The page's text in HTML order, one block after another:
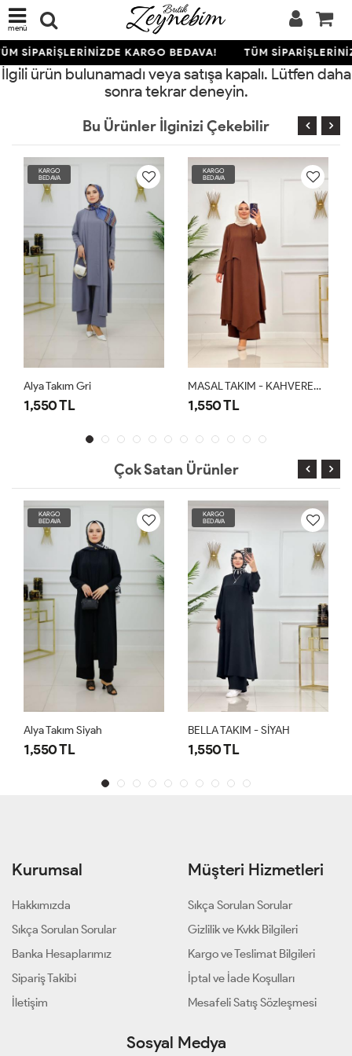
menü
SİPARİŞLERİNİZDE KARGO BEDAVA! TÜM
İlgili ürün bulunamadı veya satışa kapalı. Lütfen daha
sonra tekrar deneyin.
Bu Ürünler İlginizi Çekebilir
KARGO
BEDAVA
Alya Takım Gri
1,550 TL
KARGO
BEDAVA
MASAL TAKIM - KAHVERENGİ
1,550 TL
Çok Satan Ürünler
KARGO
BEDAVA
Alya Takım Siyah
1,550 TL
KARGO
BEDAVA
BELLA TAKIM - SİYAH
1,550 TL
Kurumsal
Hakkımızda
Sıkça Sorulan Sorular
Banka Hesaplarımız
Sipariş Takibi
İletişim
Müşteri Hizmetleri
Sıkça Sorulan Sorular
Gizlilik ve Kvkk Bilgileri
Kargo ve Teslimat Bilgileri
İptal ve İade Koşulları
Mesafeli Satış Sözleşmesi
Sosyal Medya